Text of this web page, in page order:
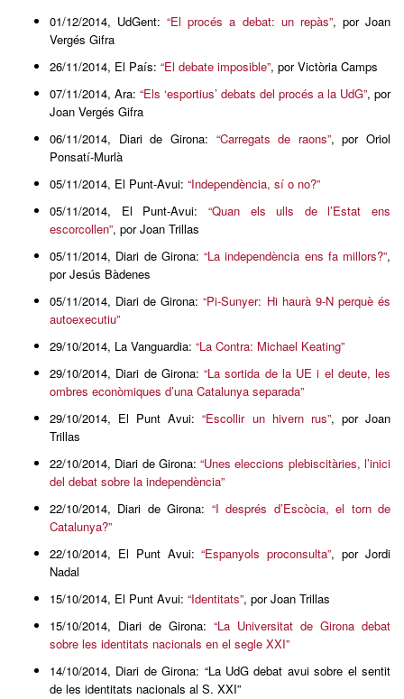
01/12/2014, UdGent:“El procés a debat: un repàs”, por Joan
Vergés Gifra
26/11/2014, El País: “El debate imposible”, por Victòria Camps
07/11/2014, Ara: “Els ‘esportius’ debats del procés a la UdG”, por
Joan Vergés Gifra
06/11/2014, Diari de Girona: “Carregats de raons”, por Oriol
Ponsatí-Murlà
05/11/2014, El Punt-Avui: “Independència, sí o no?”
05/11/2014, El Punt-Avui: “Quan els ulls de l’Estat ens
escorcollen”, por Joan Trillas
05/11/2014, Diari de Girona: “La independència ens fa millors?”,
por Jesús Bàdenes
05/11/2014, Diari de Girona:“Pi-Sunyer: Hi haurà 9-N perquè és
autoexecutiu”
29/10/2014, La Vanguardia: “La Contra: Michael Keating”
29/10/2014, Diari de Girona: “La sortida de la UE i el deute, les
ombres econòmiques d’una Catalunya separada”
29/10/2014, El Punt Avui:“Escollir un hivern rus”, por Joan
Trillas
22/10/2014, Diari de Girona:“Unes eleccions plebiscitàries, l’inici
del debat sobre la independència”
22/10/2014, Diari de Girona: “I després d’Escòcia, el torn de
Catalunya?”
22/10/2014, El Punt Avui:“Espanyols proconsulta”, por Jordi
Nadal
15/10/2014, El Punt Avui: “Identitats”, por Joan Trillas
15/10/2014, Diari de Girona: “La Universitat de Girona debat
sobre les identitats nacionals en el segle XXI”
14/10/2014, Diari de Girona: “La UdG debat avui sobre el sentit
de les identitats nacionals al S. XXI”